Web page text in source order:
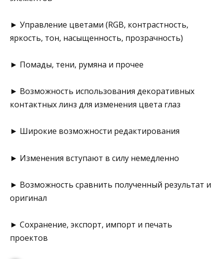
► Управление цветами (RGB, контрастность,
яркость, тон, насыщенность, прозрачность)
► Помады, тени, румяна и прочее
► Возможность использования декоративных
контактных линз для изменения цвета глаз
► Широкие возможности редактирования
► Изменения вступают в силу немедленно
► Возможность сравнить полученный результат и
оригинал
► Сохранение, экспорт, импорт и печать
проектов